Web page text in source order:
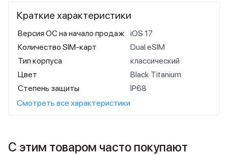
Краткие характеристики
Версия ОС на начало продаж
iOS 17
Количество SIM-карт
Dual eSIM
Тип корпуса
классический
Цвет
Black Titanium
Степень защиты
IP68
Смотреть все характеристики
С этим товаром часто покупают